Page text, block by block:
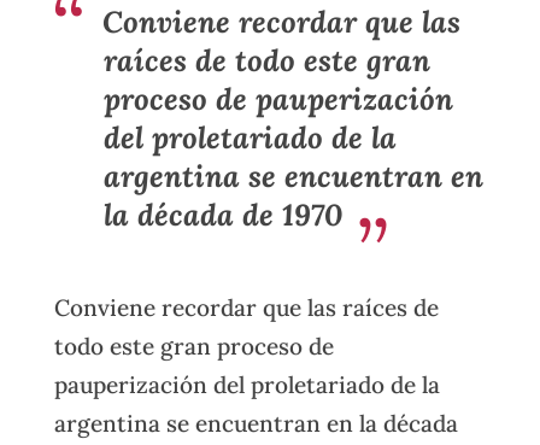
Conviene recordar que las
raíces de todo este gran
proceso de pauperización
del proletariado de la
argentina se encuentran en
la década de 1970
Conviene recordar que las raíces de
todo este gran proceso de
pauperización del proletariado de la
argentina se encuentran en la década